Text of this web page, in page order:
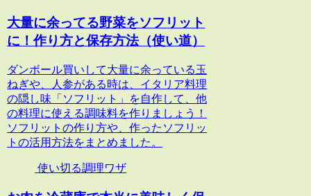
大量に余ってる野菜をソフリット
に！作り方と保存方法（使い道）
ダンボール買いして大量に余っている玉
ねぎや、人参がある時は、イタリア料理
の隠し味「ソフリット」を自作して、他
の料理に使える調味料を作りましょう！
ソフリットの作り方や、作ったソフリッ
トの活用方法をまとめました。
使い切る調理ワザ